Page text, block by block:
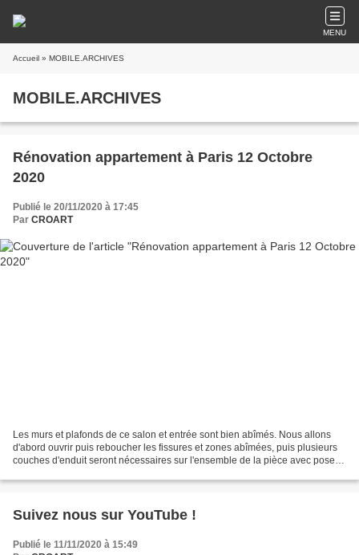
MENU
Accueil » MOBILE.ARCHIVES
MOBILE.ARCHIVES
Rénovation appartement à Paris 12 Octobre
2020
Publié le 20/11/2020 à 17:45
Par CROART
Les murs et plafonds de ce salon et entrée sont bien abîmés. Nous allons
d'abord ouvrir puis reboucher les fissures et zones abîmées, puis plusieurs
couches d'enduit seront nécessaires sur l'ensemble de la pièce avec pose
Suivez nous sur YouTube !
Publié le 11/11/2020 à 15:49